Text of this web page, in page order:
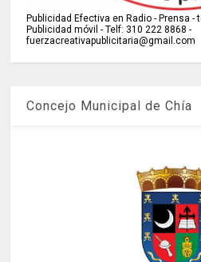
Publicidad Efectiva en Radio - Prensa
Publicidad móvil - Telf: 310 222 8868 -
fuerzacreativapublicitaria@gmail.com
Concejo Municipal de Chía